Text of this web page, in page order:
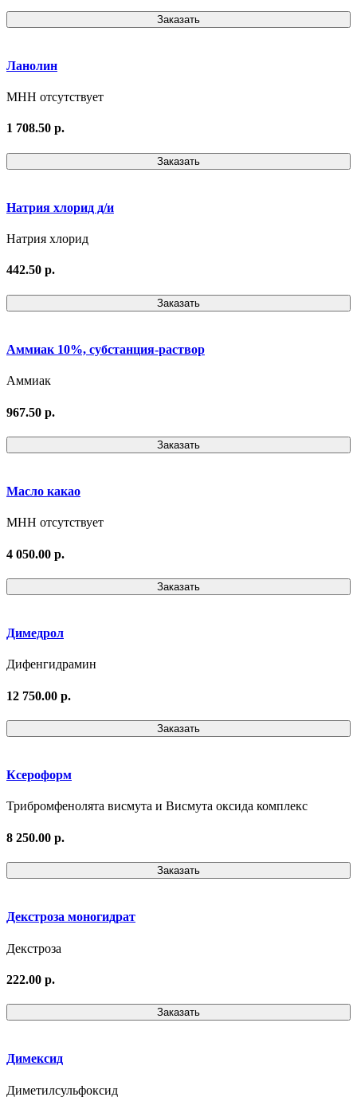
Заказать
Ланолин
МНН отсутствует
1 708.50 р.
Заказать
Натрия хлорид д/и
Натрия хлорид
442.50 р.
Заказать
Аммиак 10%, субстанция-раствор
Аммиак
967.50 р.
Заказать
Масло какао
МНН отсутствует
4 050.00 р.
Заказать
Димедрол
Дифенгидрамин
12 750.00 р.
Заказать
Ксероформ
Трибромфенолята висмута и Висмута оксида комплекс
8 250.00 р.
Заказать
Декстроза моногидрат
Декстроза
222.00 р.
Заказать
Димексид
Диметилсульфоксид